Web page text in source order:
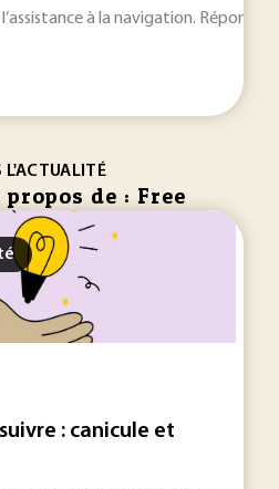
à la navigation.
L'ACTUALITÉ
de : Free
: canicule et